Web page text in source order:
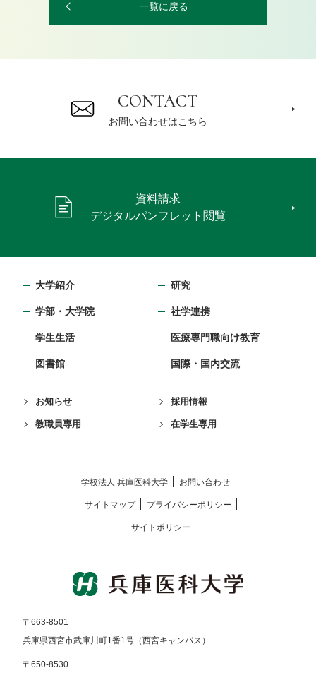
一覧に戻る
CONTACT
お問い合わせはこちら
資料請求
デジタルパンフレット閲覧
大学紹介 研究
学部・⼤学院 社学連携
学生生活 医療専門職向け教育
図書館 国際・国内交流
お知らせ 採用情報
教職員専用 在学生専用
学校法⼈ 兵庫医科⼤学 お問い合わせ
サイトマップ プライバシーポリシー
サイトポリシー
〒663-8501
兵庫県西宮市武庫川町1番1号（西宮キャンパス）
〒650-8530